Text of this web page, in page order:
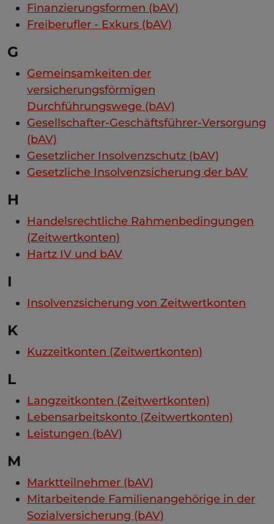
Finanzierungsformen (bAV)
Freiberufler - Exkurs (bAV)
G
Gemeinsamkeiten der
versicherungsförmigen
Durchführungswege (bAV)
Gesellschafter-Geschäftsführer-Versorgung
(bAV)
Gesetzlicher Insolvenzschutz (bAV)
Gesetzliche Insolvenzsicherung der bAV
H
Handelsrechtliche Rahmenbedingungen
(Zeitwertkonten)
Hartz IV und bAV
I
Insolvenzsicherung von Zeitwertkonten
K
Kuzzeitkonten (Zeitwertkonten)
L
Langzeitkonten (Zeitwertkonten)
Lebensarbeitskonto (Zeitwertkonten)
Leistungen (bAV)
M
Marktteilnehmer (bAV)
Mitarbeitende Familienangehörige in der
Sozialversicherung (bAV)